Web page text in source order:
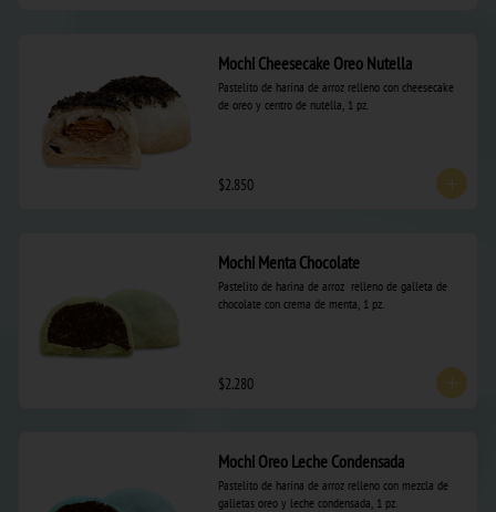
Mochi Cheesecake Oreo Nutella
Pastelito de harina de arroz relleno con cheesecake
de oreo y centro de nutella, 1 pz.
$2.850
Mochi Menta Chocolate
Pastelito de harina de arroz  relleno de galleta de
chocolate con crema de menta, 1 pz.
$2.280
Mochi Oreo Leche Condensada
Pastelito de harina de arroz relleno con mezcla de
galletas oreo y leche condensada, 1 pz.